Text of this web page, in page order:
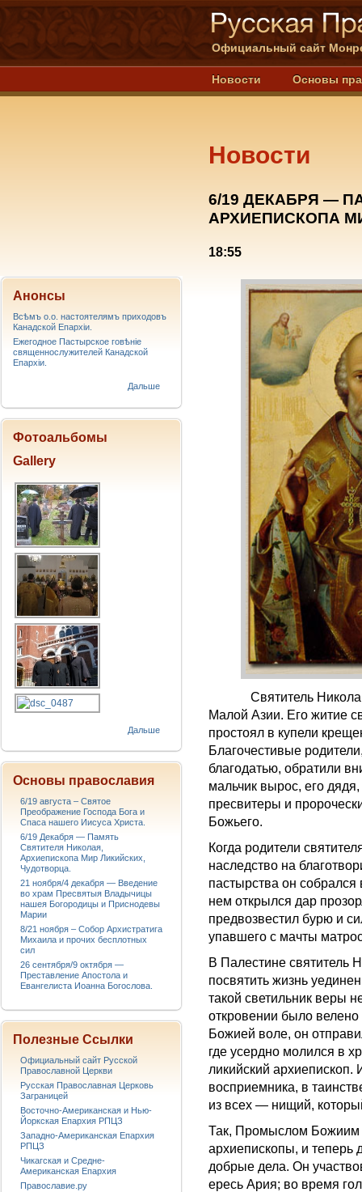
Официальный сайт
Новости Основы
Новости
6/19 ДЕКАБРЯ —
АРХИЕПИСКОПА
18:55
Святитель Николай
Малой Азии. Его житие
простоял в купели
Благочестивые
благодатью, обратили
мальчик вырос, его
пресвитеры и
Божьего.
Когда родители
наследство на
пастырства он
нем открылся дар
предвозвестил бурю и
упавшего с мачты
В Палестине святитель
посвятить жизнь
такой светильник веры
откровении было
Божией воле, он
где усердно молился в
ликийский
восприемника, в
из всех — нищий,
Так, Промыслом Божиим
архиепископы, и теперь
добрые дела. Он
ересь Ария; во время
Анонсы
Всѣмъ о.о. настоятелямъ приходовъ
Канадской Епархiи.
Ежегодное Пастырское говѣніе
священнослужителей Канадской
Епархіи.
Дальше
Фотоальбомы
Gallery
Дальше
Основы православия
6/19 августа – Святое
Преображение Господа Бога и
Спаса нашего Иисуса Христа.
6/19 Декабря — Память
Святителя Николая,
Архиепископа Мир Ликийских,
Чудотворца.
21 ноября/4 декабря — Введение
во храм Пресвятыя Владычицы
нашея Богородицы и Приснодевы
Марии
8/21 ноября – Собор Архистратига
Михаила и прочих бесплотных
сил
26 сентября/9 октября —
Преставление Апостола и
Евангелиста Иоанна Богослова.
Полезные Ссылки
Официальный сайт Русской
Православной Церкви
Русская Православная Церковь
Заграницей
Восточно-Американская и Нью-
Йоркская Епархия РПЦЗ
Западно-Американская Епархия
РПЦЗ
Чикагская и Средне-
Американская Епархия
Православие.ру